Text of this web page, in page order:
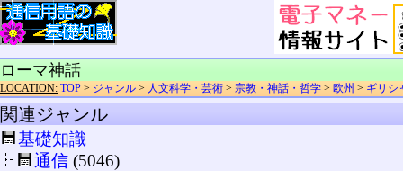
ローマ神話
LOCATION: TOP > ジャンル > 人文科学・芸術 > 宗教・神話・哲学 > 欧州 > ギリシ
関連ジャンル
基礎知識
通信 (5046)